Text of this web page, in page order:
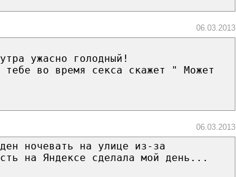
06.03.2013
ужасно голодный!
во время секса скажет " Может
06.03.2013
ночевать на улице из-за
на Яндексе сделала мой день...